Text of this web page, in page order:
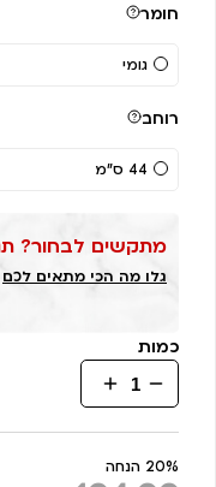
חומר
גומי
רוחב
44 ס"מ
מתקשים לבחור?
גלו מה הכי מתאים לכם
כמות
כמות
של
מגב
דו20% הנחה